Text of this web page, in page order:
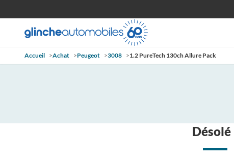
Accueil >Achat >Peugeot >3008 >1.2 PureTech 130ch Allure Pack
Désolé